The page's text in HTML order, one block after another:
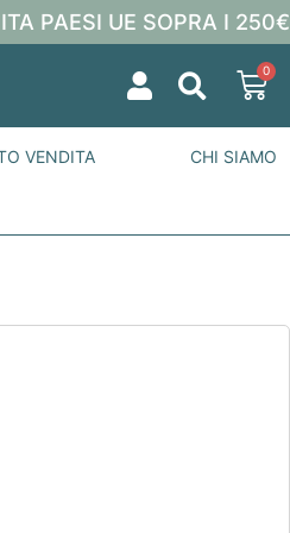
PAESI UE SOPRA I 250€
0
VENDITA CHI SIAMO